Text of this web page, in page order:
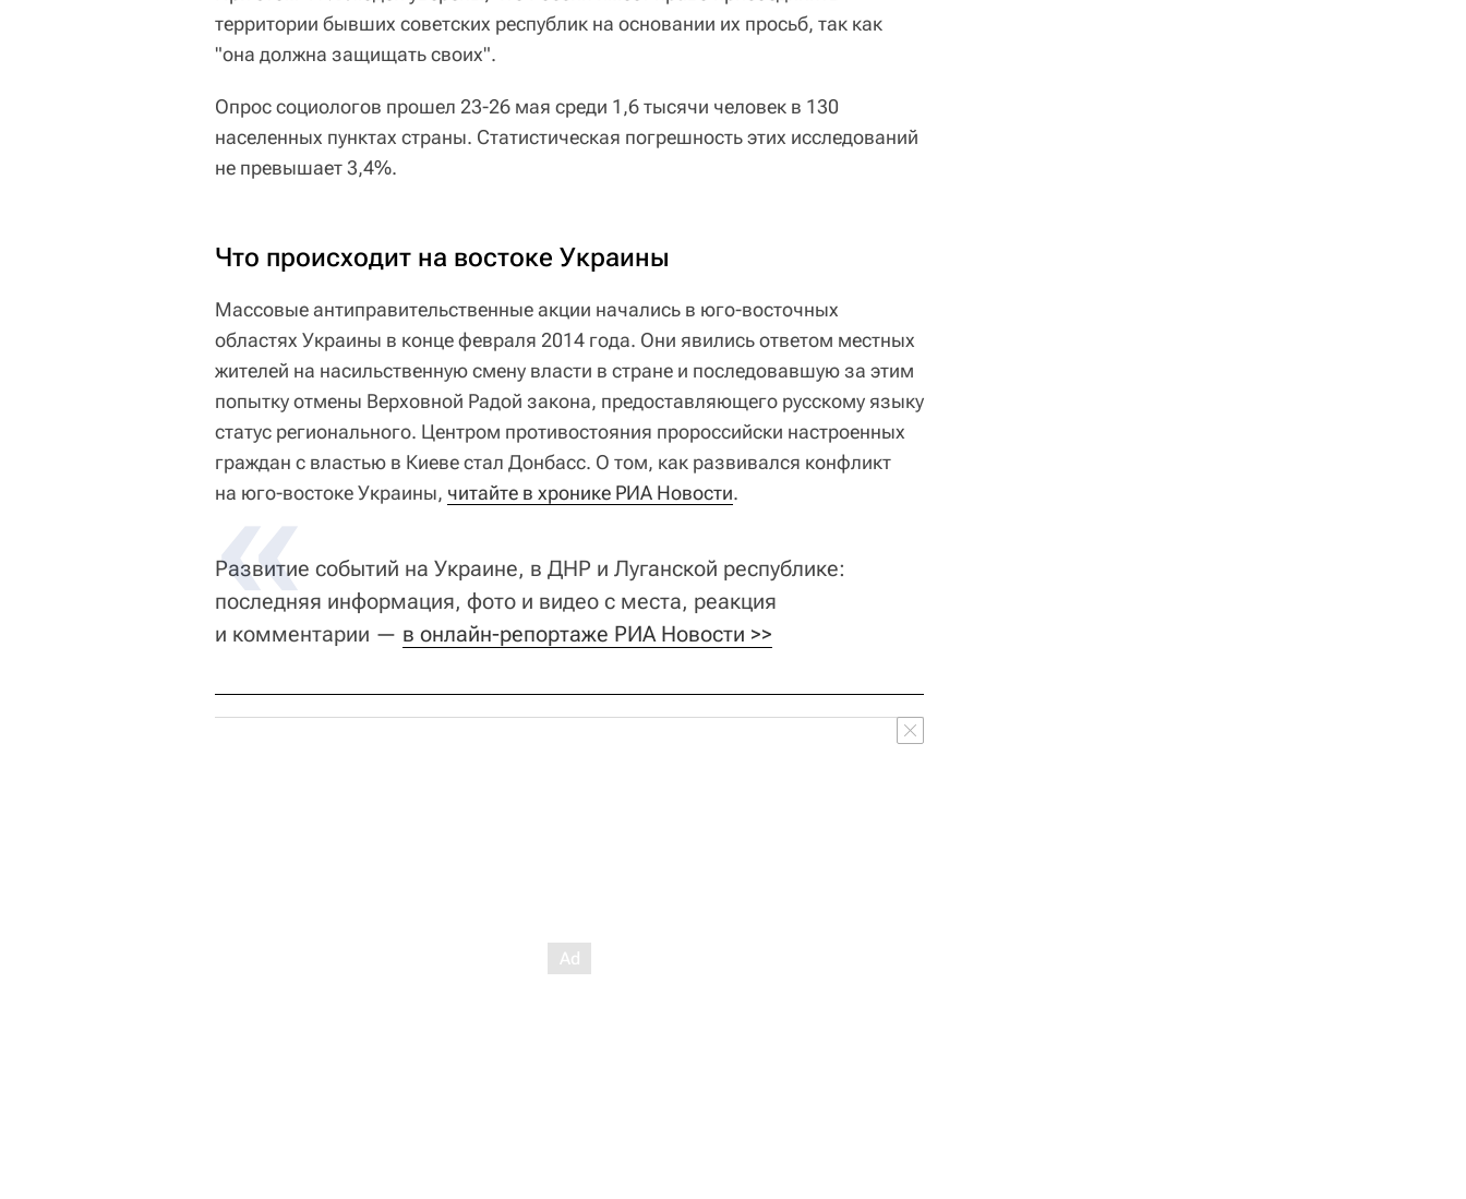
территории бывших советских республик на основании их просьб, так как
"она должна защищать своих".
Опрос социологов прошел 23-26 мая среди 1,6 тысячи человек в 130
населенных пунктах страны. Статистическая погрешность этих исследований
не превышает 3,4%.
Что происходит на востоке Украины
Массовые антиправительственные акции начались в юго-восточных
областях Украины в конце февраля 2014 года. Они явились ответом местных
жителей на насильственную смену власти в стране и последовавшую за этим
попытку отмены Верховной Радой закона, предоставляющего русскому языку
статус регионального. Центром противостояния пророссийски настроенных
граждан с властью в Киеве стал Донбасс. О том, как развивался конфликт
на юго-востоке Украины, читайте в хронике РИА Новости.
Развитие событий на Украине, в ДНР и Луганской республике:
последняя информация, фото и видео с места, реакция
и комментарии — в онлайн-репортаже РИА Новости >>